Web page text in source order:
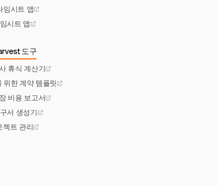
임시트 앱
시트 앱
도구
휴식 계산기
위한 계약 템플릿
비용 보고서
서 생성기
젝트 관리